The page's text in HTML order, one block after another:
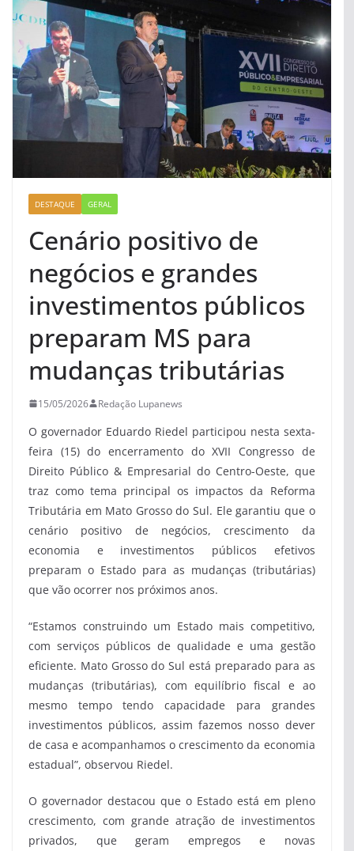
DESTAQUE GERAL
Cenário positivo de
negócios e grandes
investimentos públicos
preparam MS para
mudanças tributárias
15/05/2026 Redação Lupanews
O governador Eduardo Riedel participou nesta sexta-
feira (15) do encerramento do XVII Congresso de
Direito Público & Empresarial do Centro-Oeste, que
traz como tema principal os impactos da Reforma
Tributária em Mato Grosso do Sul. Ele garantiu que o
cenário positivo de negócios, crescimento da
economia e investimentos públicos efetivos
preparam o Estado para as mudanças (tributárias)
que vão ocorrer nos próximos anos.
“Estamos construindo um Estado mais competitivo,
com serviços públicos de qualidade e uma gestão
eficiente. Mato Grosso do Sul está preparado para as
mudanças (tributárias), com equilíbrio fiscal e ao
mesmo tempo tendo capacidade para grandes
investimentos públicos, assim fazemos nosso dever
de casa e acompanhamos o crescimento da economia
estadual”, observou Riedel.
O governador destacou que o Estado está em pleno
crescimento, com grande atração de investimentos
privados, que geram empregos e novas